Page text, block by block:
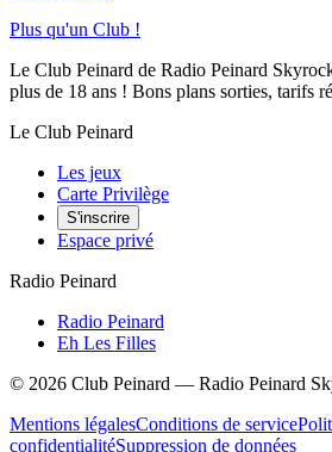
Plus qu'un Club !
Le Club Peinard de Radio Peinard
plus de 18 ans ! Bons plans sorties, tarifs
Le Club Peinard
Les jeux
Carte Privilège
S'inscrire
Espace privé
Radio Peinard
Radio Peinard
Eh Les Filles
© 2026 Club Peinard — Radio Peinard
Mentions légalesConditions de service
confidentialitéSuppression de données